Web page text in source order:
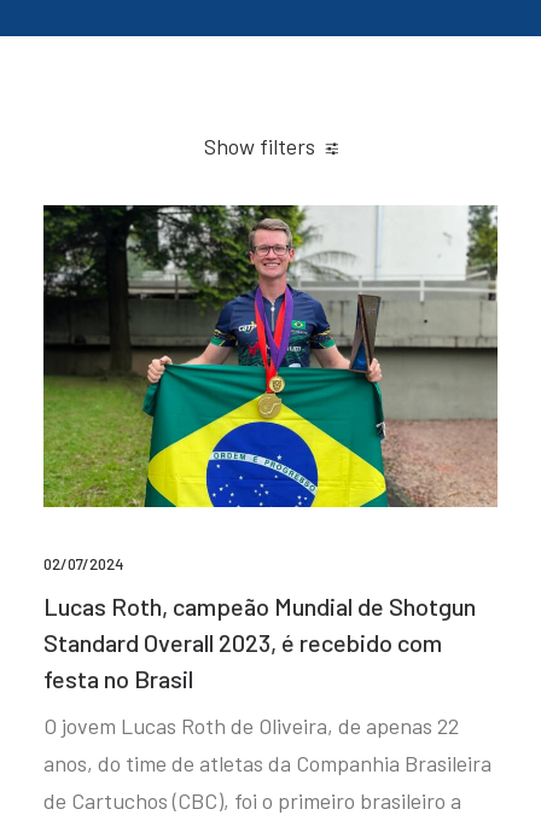
Show filters
02/07/2024
Lucas Roth, campeão Mundial de Shotgun
Standard Overall 2023, é recebido com
festa no Brasil
O jovem Lucas Roth de Oliveira, de apenas 22
anos, do time de atletas da Companhia Brasileira
de Cartuchos (CBC), foi o primeiro brasileiro a